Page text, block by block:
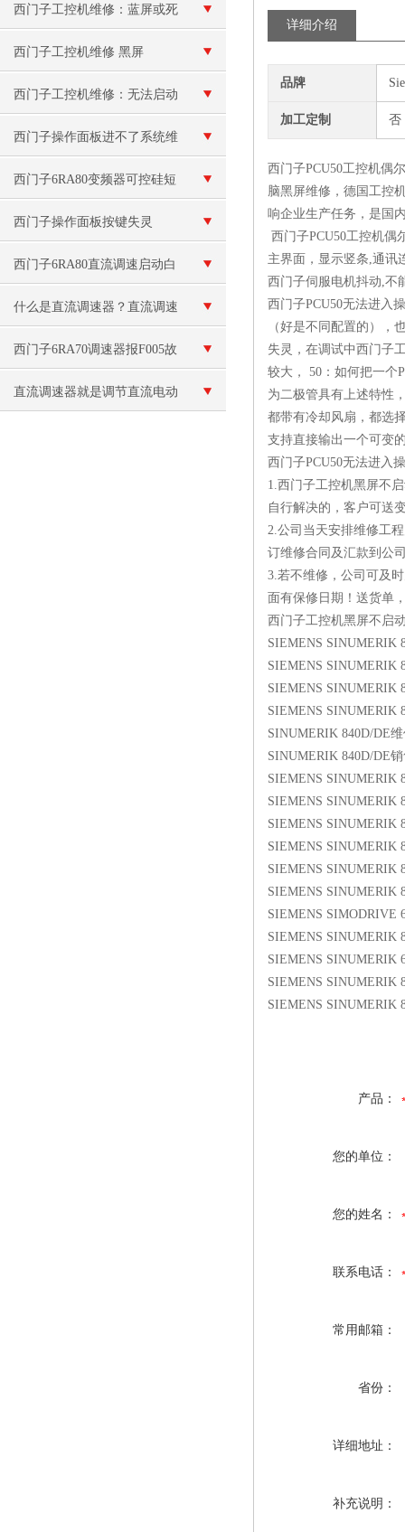
西门子工控机维修：蓝屏或死
机
西门子工控机维修 黑屏
西门子工控机维修：无法启动
西门子操作面板进不了系统维
修
西门子6RA80变频器可控硅短
路
西门子操作面板按键失灵
西门子6RA80直流调速启动白
屏故障维修（现场检测）
什么是直流调速器？直流调速
器的使用条件
西门子6RA70调速器报F005故
障代码维修
直流调速器就是调节直流电动
详细介绍
品牌
加工定制 否
西门子PCU50工控机偶
脑黑屏维修，德国工控
响企业生产任务，是国
西门子PCU50工控机
主界面，显示竖条,通讯
西门子伺服电机抖动,不
西门子PCU50无法进入
（好是不同配置的），
失灵，在调试中西门子
较大， 50：如何把一个
为二极管具有上述特性
都带有冷却风扇，都选
支持直接输出一个可变
西门子PCU50无法进入
1.西门子工控机黑屏不
自行解决的，客户可送
2.公司当天安排维修工
订维修合同及汇款到公
3.若不维修，公司可及
面有保修日期！送货单
西门子工控机黑屏不启
SIEMENS SINUMERIK
SIEMENS SINUMERIK
SIEMENS SINUMERIK
SIEMENS SINUMERIK
SINUMERIK 840D/DE
SINUMERIK 840D/DE
SIEMENS SINUMERIK
SIEMENS SINUMERIK
SIEMENS SINUMERIK
SIEMENS SINUMERIK
SIEMENS SINUMERIK
SIEMENS SINUMERIK
SIEMENS SIMODRIVE
SIEMENS SINUMERIK
SIEMENS SINUMERIK
SIEMENS SINUMERIK
SIEMENS SINUMERIK
产品：
您的单位：
您的姓名：
联系电话：
常用邮箱：
省份：
详细地址：
补充说明：